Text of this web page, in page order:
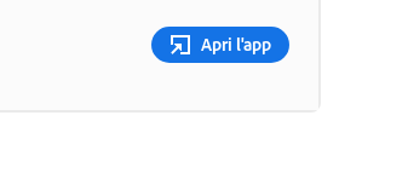
Apri l'app